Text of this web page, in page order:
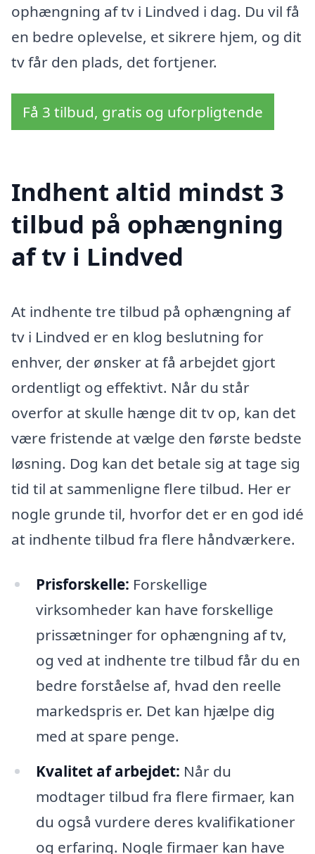
ophængning af tv i Lindved i dag. Du vil få
en bedre oplevelse, et sikrere hjem, og dit
tv får den plads, det fortjener.
Få 3 tilbud, gratis og uforpligtende
Indhent altid mindst 3
tilbud på ophængning
af tv i Lindved
At indhente tre tilbud på ophængning af
tv i Lindved er en klog beslutning for
enhver, der ønsker at få arbejdet gjort
ordentligt og effektivt. Når du står
overfor at skulle hænge dit tv op, kan det
være fristende at vælge den første bedste
løsning. Dog kan det betale sig at tage sig
tid til at sammenligne flere tilbud. Her er
nogle grunde til, hvorfor det er en god idé
at indhente tilbud fra flere håndværkere.
Prisforskelle: Forskellige
virksomheder kan have forskellige
prissætninger for ophængning af tv,
og ved at indhente tre tilbud får du en
bedre forståelse af, hvad den reelle
markedspris er. Det kan hjælpe dig
med at spare penge.
Kvalitet af arbejdet: Når du
modtager tilbud fra flere firmaer, kan
du også vurdere deres kvalifikationer
og erfaring. Nogle firmaer kan have